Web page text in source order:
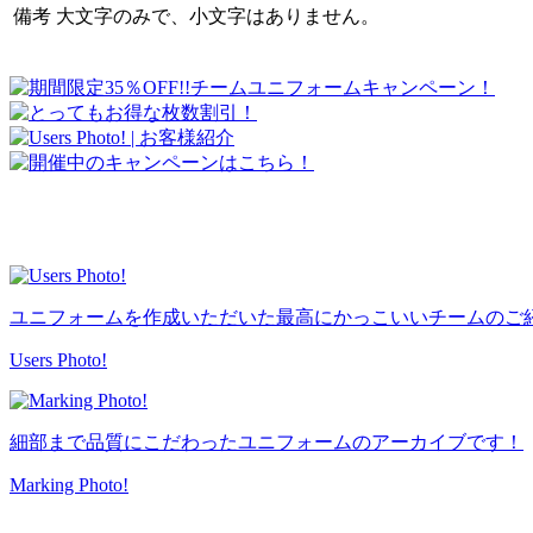
備考 大文字のみで、小文字はありません。
ユニフォームを作成いただいた最高にかっこいいチームのご
Users Photo!
細部まで品質にこだわったユニフォームのアーカイブです！
Marking Photo!